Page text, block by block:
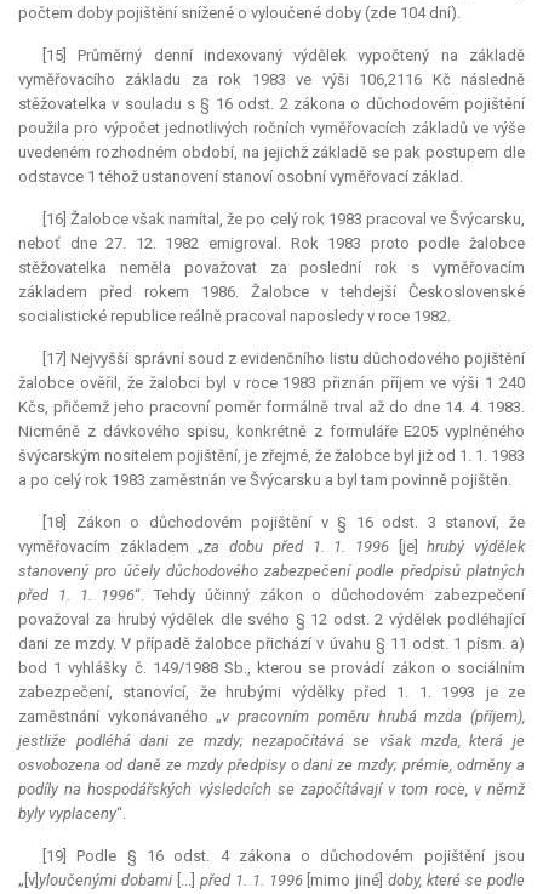
počtem doby pojištění snížené o vyloučené doby (zde 104 dní).
[15] Průměrný denní indexovaný výdělek vypočtený na základě
vyměřovacího základu za rok 1983 ve výši 106,2116 Kč následně
stěžovatelka v souladu s § 16 odst. 2 zákona o důchodovém pojištění
použila pro výpočet jednotlivých ročních vyměřovacích základů ve výše
uvedeném rozhodném období, na jejichž základě se pak postupem dle
odstavce 1 téhož ustanovení stanoví osobní vyměřovací základ.
[16] Žalobce však namítal, že po celý rok 1983 pracoval ve Švýcarsku,
neboť dne 27. 12. 1982 emigroval. Rok 1983 proto podle žalobce
stěžovatelka neměla považovat za poslední rok s vyměřovacím
základem před rokem 1986. Žalobce v tehdejší Československé
socialistické republice reálně pracoval naposledy v roce 1982.
[17] Nejvyšší správní soud z evidenčního listu důchodového pojištění
žalobce ověřil, že žalobci byl v roce 1983 přiznán příjem ve výši 1 240
Kčs, přičemž jeho pracovní poměr formálně trval až do dne 14. 4. 1983.
Nicméně z dávkového spisu, konkrétně z formuláře E205 vyplněného
švýcarským nositelem pojištění, je zřejmé, že žalobce byl již od 1. 1. 1983
a po celý rok 1983 zaměstnán ve Švýcarsku a byl tam povinně pojištěn.
[18] Zákon o důchodovém pojištění v § 16 odst. 3 stanoví, že
vyměřovacím základem „za dobu před 1. 1. 1996[je]hrubý výdělek
stanovený pro účely důchodového zabezpečení podle předpisů platných
před 1. 1. 1996“. Tehdy účinný zákon o důchodovém zabezpečení
považoval za hrubý výdělek dle svého § 12 odst. 2 výdělek podléhající
dani ze mzdy. V případě žalobce přichází v úvahu § 11 odst. 1 písm. a)
bod 1 vyhlášky č. 149/1988 Sb., kterou se provádí zákon o sociálním
zabezpečení, stanovící, že hrubými výdělky před 1. 1. 1993 je ze
zaměstnání vykonávaného „v pracovním poměru hrubá mzda (příjem),
jestliže podléhá dani ze mzdy; nezapočítává se však mzda, která je
osvobozena od daně ze mzdy předpisy o dani ze mzdy; prémie, odměny a
podíly na hospodářských výsledcích se započítávají v tom roce, v němž
byly vyplaceny“.
[19] Podle § 16 odst. 4 zákona o důchodovém pojištění jsou
„[v] yloučenými dobami[...] před 1. 1. 1996[mimo jiné]doby, které se podle